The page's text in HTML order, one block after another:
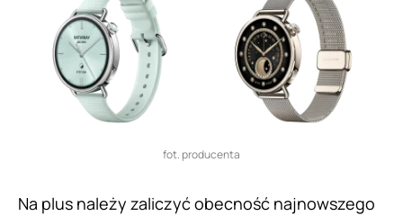
fot. producenta
Na plus należy zaliczyć obecność najnowszego